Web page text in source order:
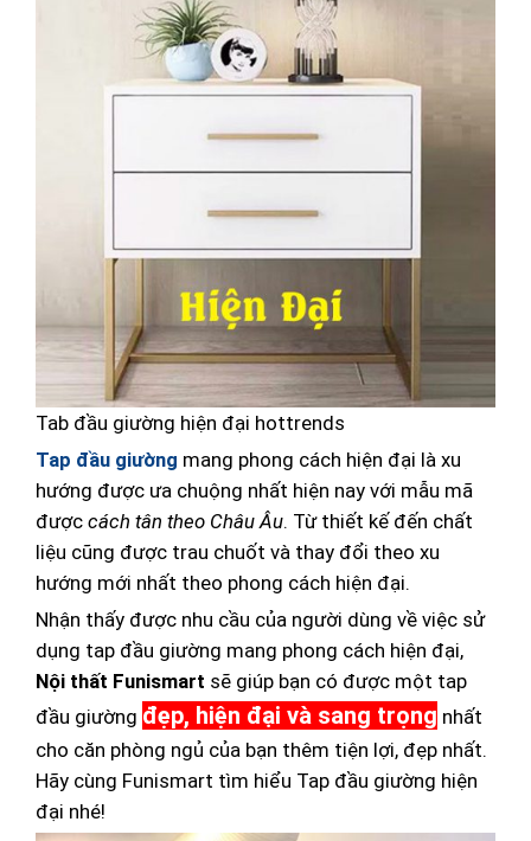
Tab đầu giường hiện đại hottrends
Tap đầu giường mang phong cách hiện đại là xu
hướng được ưa chuộng nhất hiện nay với mẫu mã
được cách tân theo Châu Âu. Từ thiết kế đến chất
liệu cũng được trau chuốt và thay đổi theo xu
hướng mới nhất theo phong cách hiện đại.
Nhận thấy được nhu cầu của người dùng về việc sử
dụng tap đầu giường mang phong cách hiện đại,
Nội thất Funismart sẽ giúp bạn có được một tap
đầu giường đẹp, hiện đại và sang trọng nhất
cho căn phòng ngủ của bạn thêm tiện lợi, đẹp nhất.
Hãy cùng Funismart tìm hiểu Tap đầu giường hiện
đại nhé!